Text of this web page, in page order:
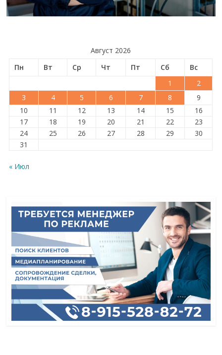
Август 2026
Пн
Вт Ср Чт Пт Сб
Вс
1
2
3
4 5 6 7 8
9
10
11 12 13 14 15
16
17
18 19 20 21 22
23
24
25 26 27 28 29
30
31
« Июл